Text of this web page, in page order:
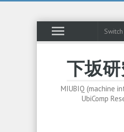
下坂
MIUBIQ (machine
UbiComp